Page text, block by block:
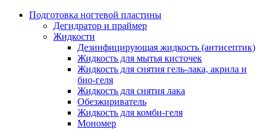
Подготовка ногтевой пластины
Дегидратор и праймер
Жидкости
Дезинфицирующая жидкость (антисептик)
Жидкость для мытья кисточек
Жидкость для снятия гель-лака, акрила и
био-геля
Жидкость для снятия лака
Обезжириватель
Жидкость для комби-геля
Мономер